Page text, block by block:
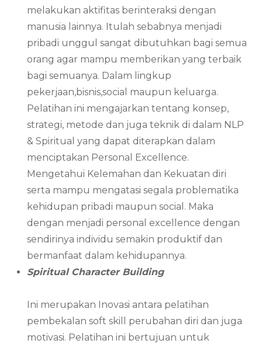
melakukan aktifitas berinteraksi dengan
manusia lainnya. Itulah sebabnya menjadi
pribadi unggul sangat dibutuhkan bagi semua
orang agar mampu memberikan yang terbaik
bagi semuanya. Dalam lingkup
pekerjaan,bisnis,social maupun keluarga.
Pelatihan ini mengajarkan tentang konsep,
strategi, metode dan juga teknik di dalam NLP
& Spiritual yang dapat diterapkan dalam
menciptakan Personal Excellence.
Mengetahui Kelemahan dan Kekuatan diri
serta mampu mengatasi segala problematika
kehidupan pribadi maupun social. Maka
dengan menjadi personal excellence dengan
sendirinya individu semakin produktif dan
bermanfaat dalam kehidupannya.
Spiritual Character Building
Ini merupakan Inovasi antara pelatihan
pembekalan soft skill perubahan diri dan juga
motivasi. Pelatihan ini bertujuan untuk